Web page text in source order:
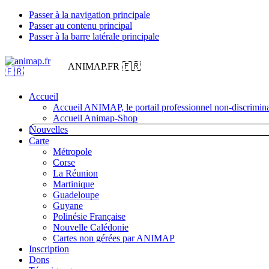
Passer à la navigation principale
Passer au contenu principal
Passer à la barre latérale principale
ANIMAP.FR 🇫🇷
Accueil
Accueil ANIMAP, le portail professionnel non-
Accueil Animap-Shop
Nouvelles
Carte
Métropole
Corse
La Réunion
Martinique
Guadeloupe
Guyane
Polinésie Française
Nouvelle Calédonie
Cartes non gérées par ANIMAP
Inscription
Dons